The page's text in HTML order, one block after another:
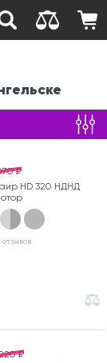
₽
HD 320 НДНД
отзывов
₽